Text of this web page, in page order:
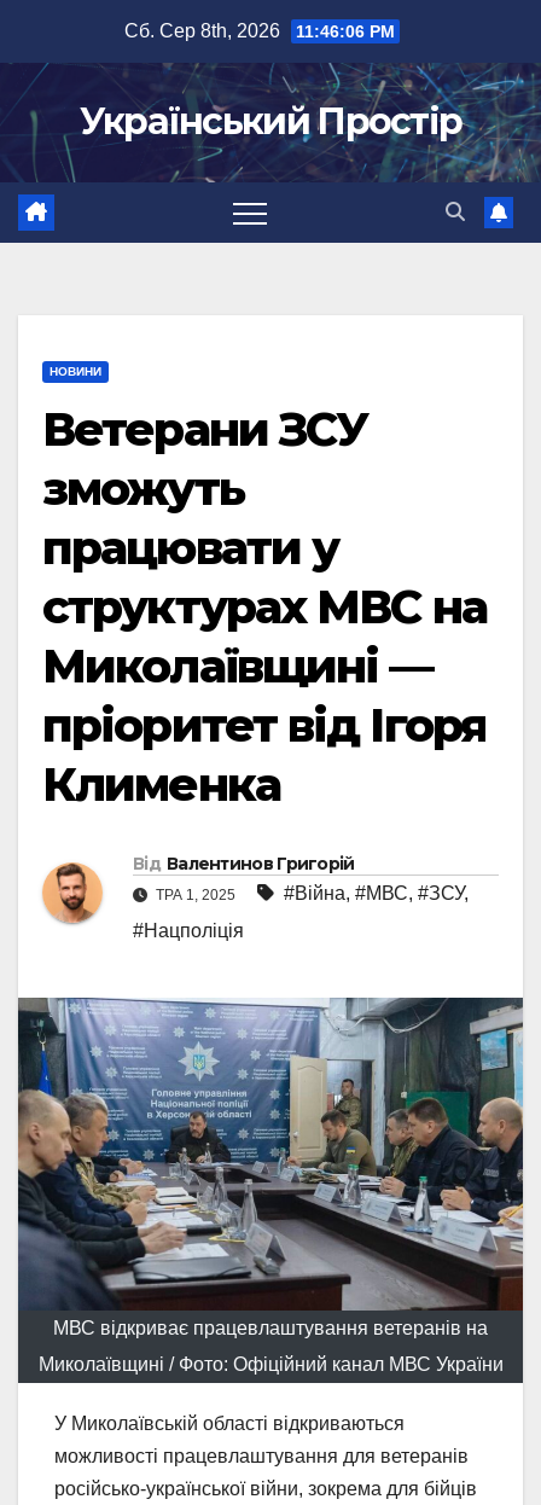
вмісту
Сб. Сер 8th, 2026 11:46:07 PM
Український Простір
НОВИНИ
Ветерани ЗСУ
зможуть
працювати у
структурах МВС на
Миколаївщині —
пріоритет від Ігоря
Клименка
Від Валентинов Григорій
ТРА 1, 2025 #Війна, #МВС, #ЗСУ,
#Нацполіція
МВС відкриває працевлаштування ветеранів на
Миколаївщині / Фото: Офіційний канал МВС України
У Миколаївській області відкриваються
можливості працевлаштування для ветеранів
російсько-української війни, зокрема для бійців